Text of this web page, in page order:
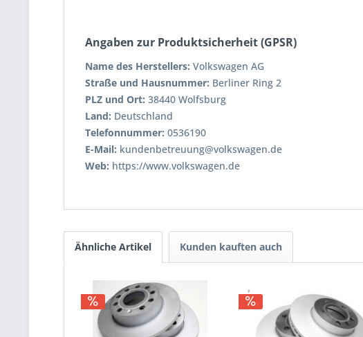
Angaben zur Produktsicherheit (GPSR)
Name des Herstellers: Volkswagen AG
Straße und Hausnummer: Berliner Ring 2
PLZ und Ort: 38440 Wolfsburg
Land: Deutschland
Telefonnummer: 0536190
E-Mail: kundenbetreuung@volkswagen.de
Web: https://www.volkswagen.de
Ähnliche Artikel Kunden kauften auch